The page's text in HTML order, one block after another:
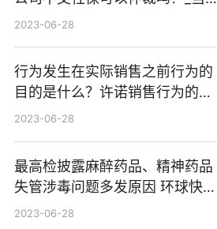
时讯
2023-06-28
行为发生在实际销售之前行为的
目的是什么？许诺销售行为的特
征有哪些？ 焦点热议
2023-06-28
最高检披露麻醉药品、精神药品
失管涉毒问题多发原因 环球快资
讯
2023-06-28